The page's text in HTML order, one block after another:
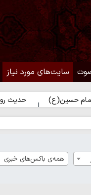
سایت‌های مورد نیاز
حدیث روز | دعای
همه‌ی باکس‌های خبری